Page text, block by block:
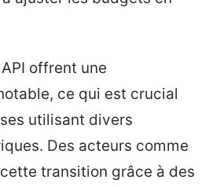
offrent une
ce qui est crucial
utilisant divers
Des acteurs comme
transition grâce à des